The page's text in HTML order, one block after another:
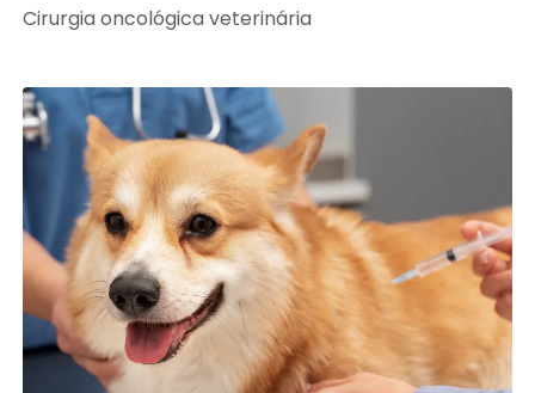
Cirurgia oncológica veterinária